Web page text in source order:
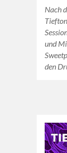
Nach
und
den